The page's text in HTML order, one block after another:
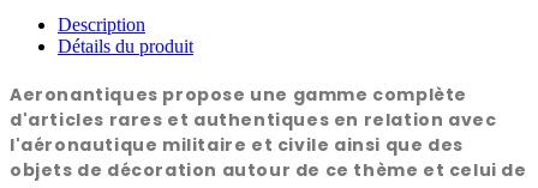
Description
Détails du produit
Aeronantiques propose une gamme complète
d'articles rares et authentiques en relation avec
l'aéronautique militaire et civile ainsi que des
objets de décoration autour de ce thème et celui de